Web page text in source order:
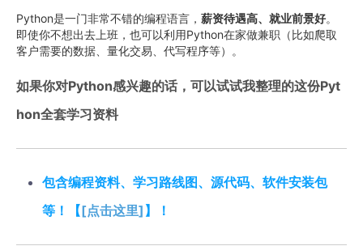
Python是一门非常不错的编程语言， 薪资待遇高、就业前景好。
即使你不想出去上班，也可以利用Python在家做兼职（比如爬取
客户需要的数据、量化交易、代写程序等）。
如果你对Python感兴趣的话，可以试试我整理的这份Pyt
hon全套学习资料
包含编程资料、学习路线图、源代码、软件安装包
等！【[点击这里] 】！